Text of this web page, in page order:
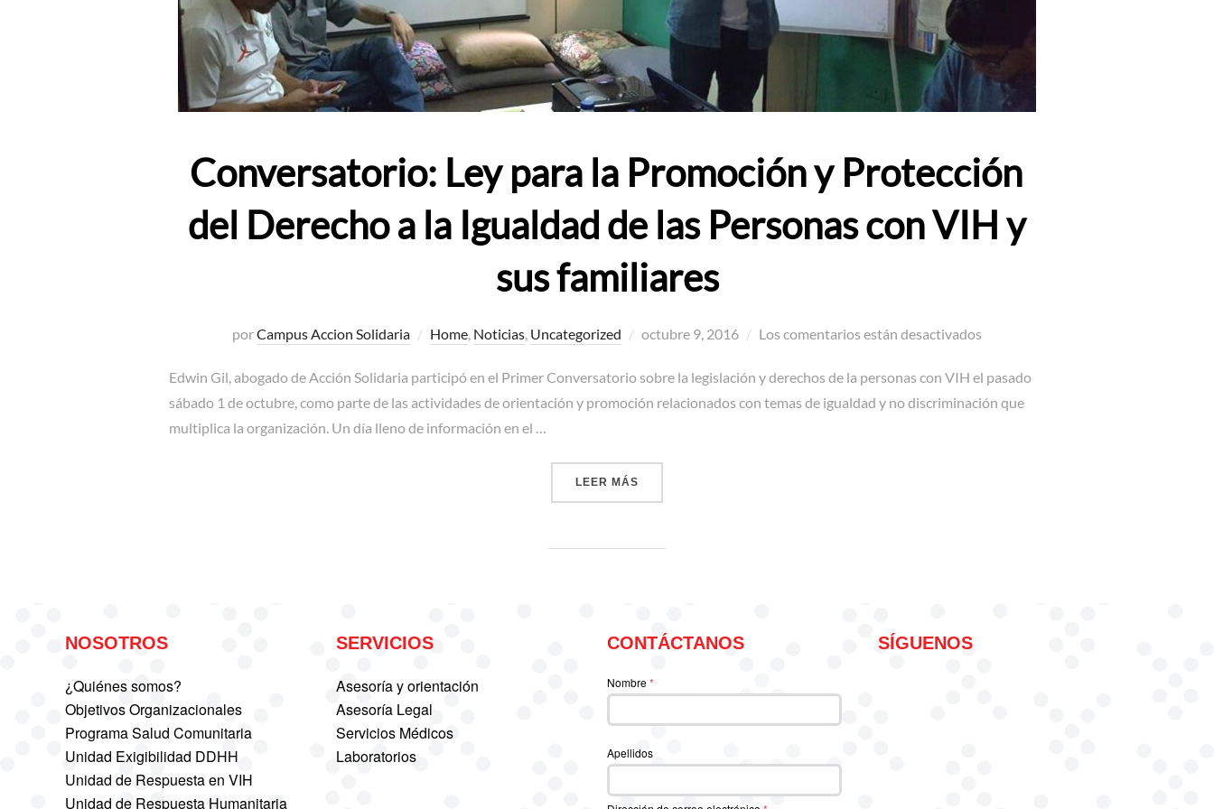
Conversatorio: Ley para la Promoción y Protección
del Derecho a la Igualdad de las Personas con VIH y
sus familiares
porCampus Accion Solidaria Home Noticias Uncategorized
Publicado
octubre 9, 2016 Los comentarios están desactivados
Edwin Gil, abogado de Acción Solidaria participó en el Primer Conversatorio sobre la legislación y derechos de la personas con VIH el pasado
sábado 1 de octubre, como parte de las actividades de orientación y promoción relacionados con temas de igualdad y no discriminación que
multiplica la organización. Un día lleno de información en el …
LEER MÁS
NOSOTROS
¿Quiénes somos?
Objetivos Organizacionales
Programa Salud Comunitaria
Unidad Exigibilidad DDHH
Unidad de Respuesta en VIH
Unidad de Respuesta Humanitaria
SERVICIOS
Asesoría y orientación
Asesoría Legal
Servicios Médicos
Laboratorios
CONTÁCTANOS
Nombre*
Apellidos
SÍGUENOS